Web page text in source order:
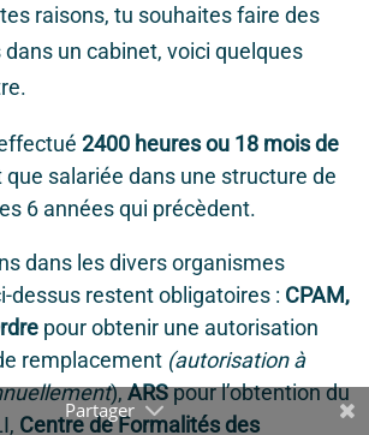
raisons, tu souhaites faire des
un cabinet, voici quelques
2400 heures ou 18 mois de
que salariée dans une structure de
6 années qui précèdent.
dans les divers organismes
dessus restent obligatoires : CPAM,
pour obtenir une autorisation
remplacement (autorisation à
),ARSpour l’obtention du
Centre de Formalités des